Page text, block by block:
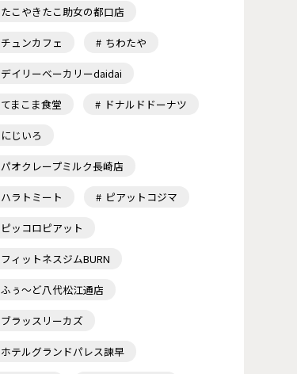
たこやきたこ助女の都口店
チュンカフェ ちわたや
デイリーベーカリーdaidai
てまこま食堂 ドナルドドーナツ
にじいろ
パオクレープミルク長崎店
ハラトミート ピアットコジマ
ピッコロピアット
フィットネスジムBURN
ふぅ～ど八代松江通店
ブラッスリーカズ
ホテルグランドパレス諫早